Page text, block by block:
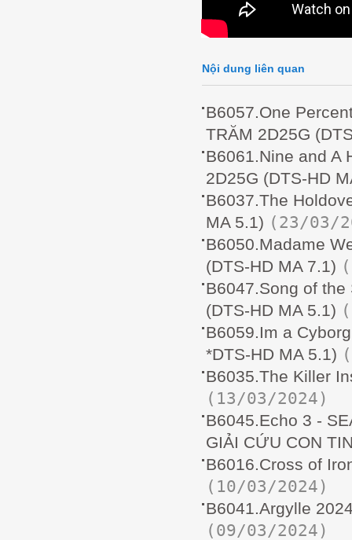
Nội dung liên quan
B6057.One
TRĂM 2D25G
B6061.Nine and A
2D25G (DTS-HD
B6037.The
MA 5.1) (23/03/
B6050.Madame
(DTS-HD MA 7.1)
B6047.Song of
(DTS-HD MA 5.1)
B6059.Im a
*DTS-HD MA 5.1)
B6035.The Killer
(13/03/2024)
B6045.Echo 3 -
GIẢI CỨU CON
B6016.Cross of
(10/03/2024)
B6041.Argylle
(09/03/2024)